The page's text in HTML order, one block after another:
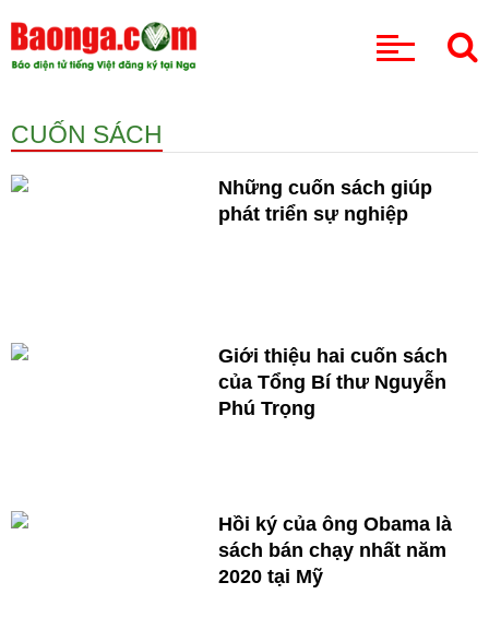
CUỐN SÁCH
Những cuốn sách giúp
phát triển sự nghiệp
Giới thiệu hai cuốn sách
của Tổng Bí thư Nguyễn
Phú Trọng
Hồi ký của ông Obama là
sách bán chạy nhất năm
2020 tại Mỹ